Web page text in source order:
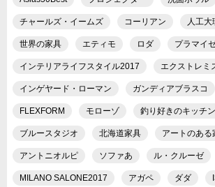
チャールズ・イームズ コーリアン 人工大
世界の家具 エティモ ロダ プラマイ
インテリアライフスタイル2017 エクストレミ
インゲヤード・ローマン ガンディアブラスコ
FLEXFORM モローゾ 釣り好きのキッチン
ブルースタジオ 北海道家具 アートのある
アントニオルピ ソファあ ル・クルーゼ
MILANO SALONE2017 アガペ ダダ